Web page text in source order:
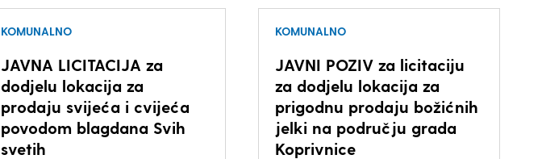
KOMUNALNO
JAVNA LICITACIJA za
dodjelu lokacija za
prodaju svijeća i cvijeća
povodom blagdana Svih
svetih
KOMUNALNO
JAVNI POZIV za licitaciju
za dodjelu lokacija za
prigodnu prodaju božićnih
jelki na području grada
Koprivnice